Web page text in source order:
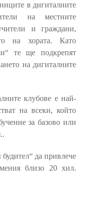
в дигиталните
на местните
и граждани,
на хората. Като
те ще подкрепят
на дигиталните
клубове е най-
на всеки, който
за базово или
да привлече
близо 20 хил.